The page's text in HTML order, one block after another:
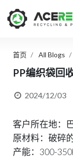
产品
知识中心
关于我们
首页 All Blogs
PP编织袋回
2024/12/03
客户所在地：
原材料：破碎
产能：300-